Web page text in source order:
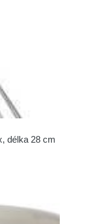
délka 28 cm